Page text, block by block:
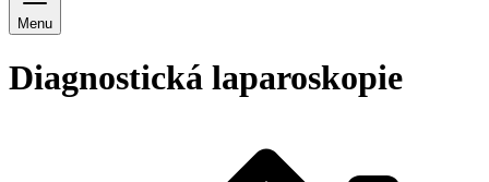
Menu
Diagnostická laparoskopie